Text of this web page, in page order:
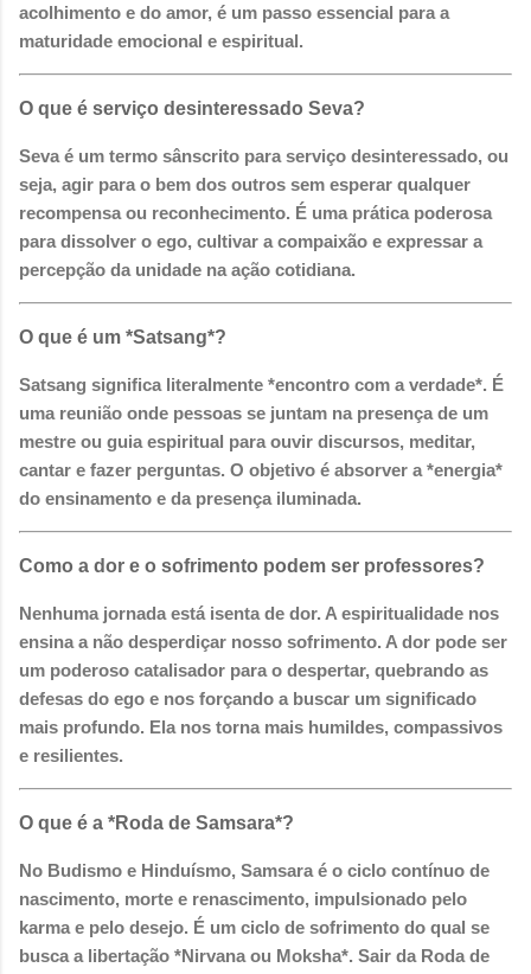
acolhimento e do amor, é um passo essencial para a
maturidade emocional e espiritual.
O que é serviço desinteressado Seva?
Seva é um termo sânscrito para serviço desinteressado, ou
seja, agir para o bem dos outros sem esperar qualquer
recompensa ou reconhecimento. É uma prática poderosa
para dissolver o ego, cultivar a compaixão e expressar a
percepção da unidade na ação cotidiana.
O que é um *Satsang*?
Satsang significa literalmente *encontro com a verdade*. É
uma reunião onde pessoas se juntam na presença de um
mestre ou guia espiritual para ouvir discursos, meditar,
cantar e fazer perguntas. O objetivo é absorver a *energia*
do ensinamento e da presença iluminada.
Como a dor e o sofrimento podem ser professores?
Nenhuma jornada está isenta de dor. A espiritualidade nos
ensina a não desperdiçar nosso sofrimento. A dor pode ser
um poderoso catalisador para o despertar, quebrando as
defesas do ego e nos forçando a buscar um significado
mais profundo. Ela nos torna mais humildes, compassivos
e resilientes.
O que é a *Roda de Samsara*?
No Budismo e Hinduísmo, Samsara é o ciclo contínuo de
nascimento, morte e renascimento, impulsionado pelo
karma e pelo desejo. É um ciclo de sofrimento do qual se
busca a libertação *Nirvana ou Moksha*. Sair da Roda de